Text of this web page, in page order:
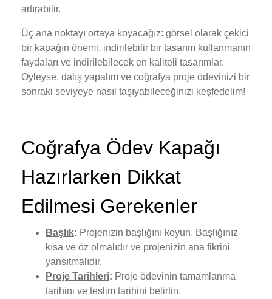
artırabilir.
Üç ana noktayı ortaya koyacağız: görsel olarak çekici
bir kapağın önemi, indirilebilir bir tasarım kullanmanın
faydaları ve indirilebilecek en kaliteli tasarımlar.
Öyleyse, dalış yapalım ve coğrafya proje ödevinizi bir
sonraki seviyeye nasıl taşıyabileceğinizi keşfedelim!
Coğrafya Ödev Kapağı
Hazırlarken Dikkat
Edilmesi Gerekenler
Başlık: Projenizin başlığını koyun. Başlığınız
kısa ve öz olmalıdır ve projenizin ana fikrini
yansıtmalıdır.
Proje Tarihleri: Proje ödevinin tamamlanma
tarihini ve teslim tarihini belirtin.